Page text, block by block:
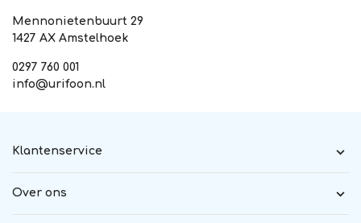
Mennonietenbuurt 29
1427 AX Amstelhoek
0297 760 001
info@urifoon.nl
Klantenservice
Over ons